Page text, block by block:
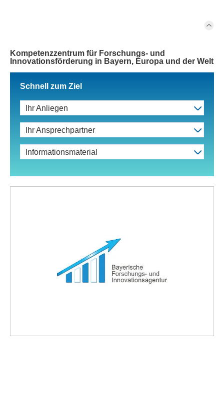
Kompetenzzentrum für Forschungs- und
Innovationsförderung in Bayern, Europa und der Welt
Schnell zum Ziel
Ihr Anliegen
Ihr Ansprechpartner
Informationsmaterial